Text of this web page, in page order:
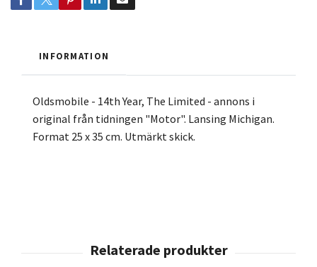
INFORMATION
Oldsmobile - 14th Year, The Limited - annons i
original från tidningen "Motor". Lansing Michigan.
Format 25 x 35 cm. Utmärkt skick.